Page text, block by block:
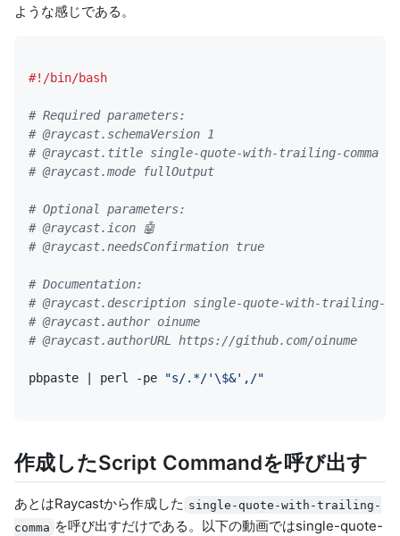
ような感じである。
# Required parameters:
# @raycast.schemaVersion 1
# @raycast.title single-quote-with-trailing-comma
# @raycast.mode fullOutput
# Optional parameters:
# @raycast.icon 🤖
# @raycast.needsConfirmation true
# Documentation:
# @raycast.description single-quote-with-trailing-
# @raycast.author oinume
# @raycast.authorURL https://github.com/oinume
pbpaste | perl -pe "s/.*/'\$&',/"
作成したScript Commandを呼び出す
あとはRaycastから作成した single-quote-with-trailing-
comma を呼び出すだけである。以下の動画ではsingle-quote-